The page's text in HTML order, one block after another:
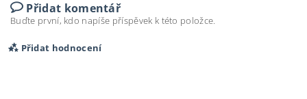
Přidat komentář
Buďte první, kdo napíše příspěvek k této položce.
Přidat hodnocení